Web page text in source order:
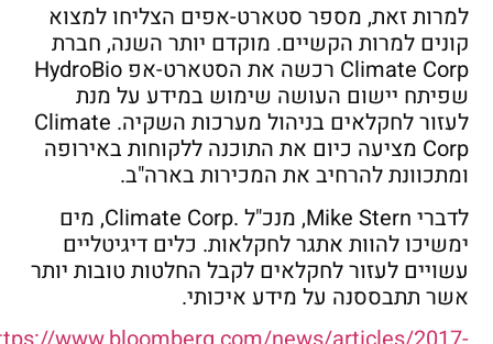
למרות זאת, מספר סטארט-אפים הצליחו למצוא
קונים למרות הקשיים. מוקדם יותר השנה, חברת
Climate Corp רכשה את הסטארט-אפ HydroBio
שפיתח יישום העושה שימוש במידע על מנת
לעזור לחקלאים בניהול מערכות השקיה. Climate
Corp מציעה כיום את התוכנה ללקוחות באירופה
ומתכוונת להרחיב את המכירות בארה"ב.
לדברי Mike Stern, מנכ"ל .Climate Corp, מים
ימשיכו להוות אתגר לחקלאות. כלים דיגיטליים
עשויים לעזור לחקלאים לקבל החלטות טובות יותר
אשר תתבססנה על מידע איכותי.